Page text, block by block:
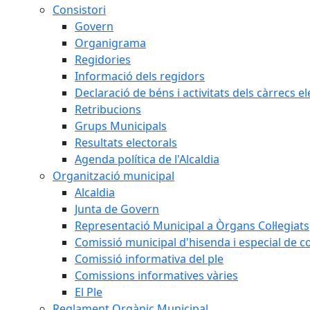
Consistori
Govern
Organigrama
Regidories
Informació dels regidors
Declaració de béns i activitats dels càrrecs
Retribucions
Grups Municipals
Resultats electorals
Agenda política de l'Alcaldia
Organització municipal
Alcaldia
Junta de Govern
Representació Municipal a Òrgans Col·legiats
Comissió municipal d'hisenda i especial de
Comissió informativa del ple
Comissions informatives vàries
El Ple